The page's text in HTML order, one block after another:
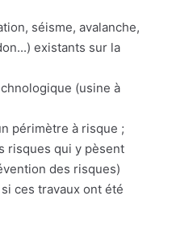
séisme, avalanche,
existants sur la
(usine à
périmètre à risque ;
risques qui y pèsent
des risques)
ces travaux ont été